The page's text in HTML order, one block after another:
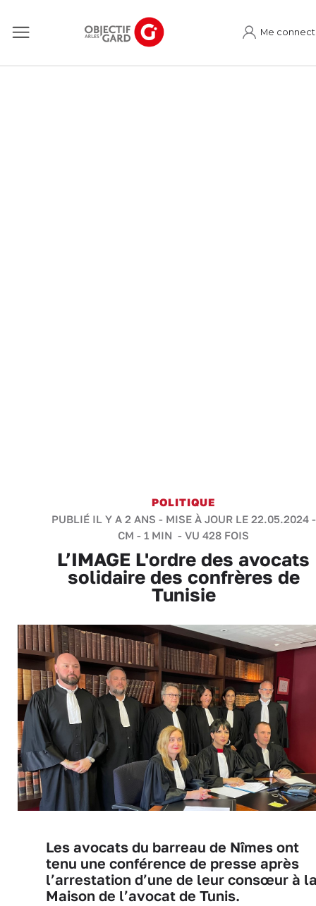
Me
POLITIQUE
PUBLIÉ IL Y A 2 ANS - MISE À JOUR LE 22.05.2024 -
CM - 1 MIN - VU 428 FOIS
L’IMAGE L'ordre des avocats
solidaire des confrères de
Tunisie
Les avocats du barreau de Nîmes ont
tenu une conférence de presse après
l’arrestation d’une de leur consœur à
Maison de l’avocat de Tunis.